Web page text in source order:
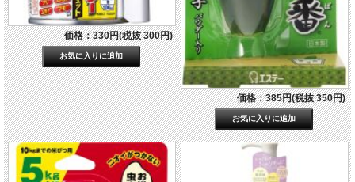
価格：330円(税抜 300円)
価格：385円(税抜 350円)